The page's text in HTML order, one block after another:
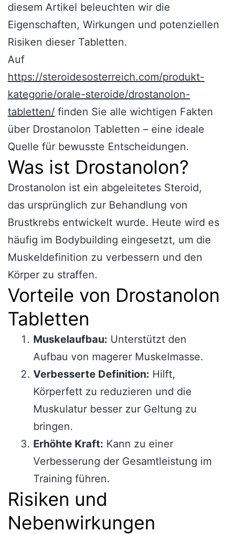
diesem Artikel beleuchten wir die
Eigenschaften, Wirkungen und potenziellen
Risiken dieser Tabletten.
Auf
https://steroidesosterreich.com/produkt-
kategorie/orale-steroide/drostanolon-
tabletten/ finden Sie alle wichtigen Fakten
über Drostanolon Tabletten – eine ideale
Quelle für bewusste Entscheidungen.
Was ist Drostanolon?
Drostanolon ist ein abgeleitetes Steroid,
das ursprünglich zur Behandlung von
Brustkrebs entwickelt wurde. Heute wird es
häufig im Bodybuilding eingesetzt, um die
Muskeldefinition zu verbessern und den
Körper zu straffen.
Vorteile von Drostanolon
Tabletten
Muskelaufbau: Unterstützt den
Aufbau von magerer Muskelmasse.
Verbesserte Definition: Hilft,
Körperfett zu reduzieren und die
Muskulatur besser zur Geltung zu
bringen.
Erhöhte Kraft: Kann zu einer
Verbesserung der Gesamtleistung im
Training führen.
Risiken und
Nebenwirkungen